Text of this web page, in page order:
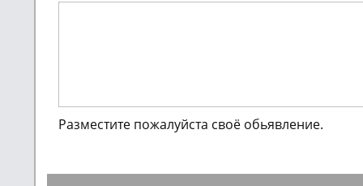
Разместите пожалуйста своё обьявление.